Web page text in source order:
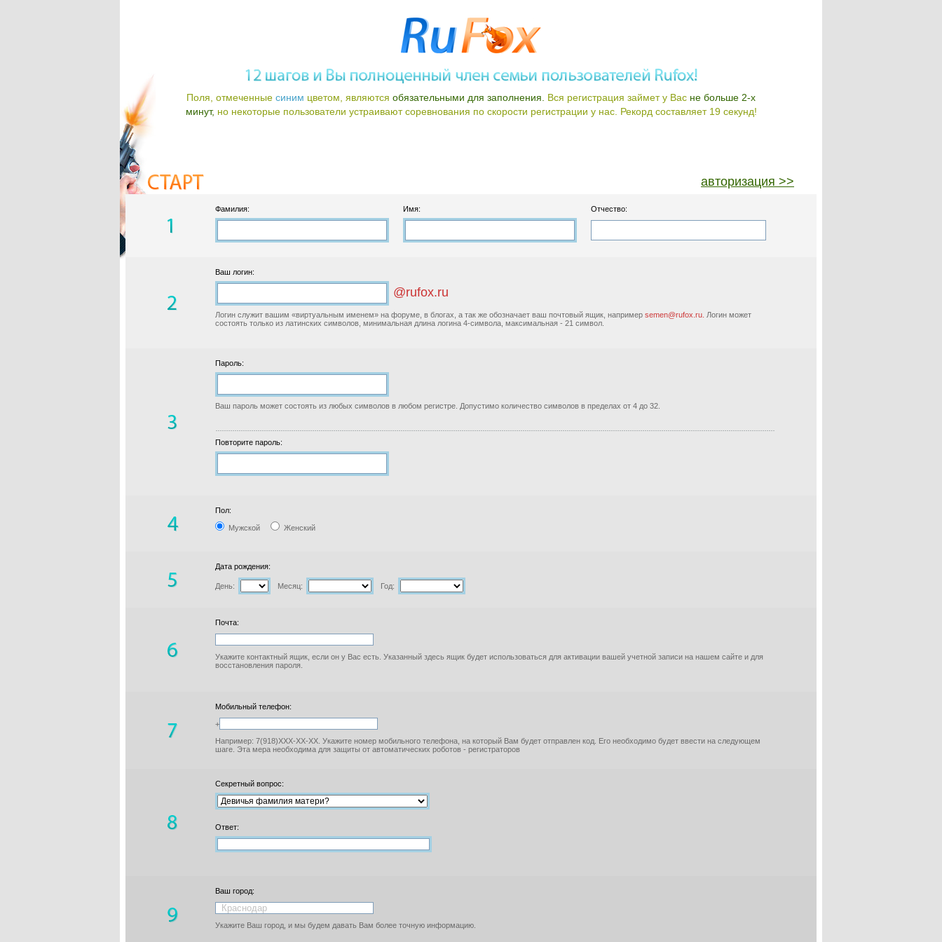
Поля, отмеченные синим цветом, являются обязательными для заполнения. Вся регистрация займет у Вас не больше 2-х
минут, но некоторые пользователи устраивают соревнования по скорости регистрации у нас. Рекорд составляет 19 секунд!
авторизация >>
Фамилия: Имя: Отчество:
Ваш логин:
@rufox.ru
Логин служит вашим «виртуальным именем» на форуме, в блогах, а так же обозначает ваш почтовый ящик, например semen@rufox.ru. Логин может
состоять только из латинских символов, минимальная длина логина 4-символа, максимальная - 21 символ.
Пароль:
Ваш пароль может состоять из любых символов в любом регистре. Допустимо количество символов в пределах от 4 до 32.
Повторите пароль:
Пол:
Мужской Женский
Дата рождения:
День: Месяц: Год:
Почта:
Укажите контактный ящик, если он у Вас есть. Указанный здесь ящик будет использоваться для активации вашей учетной записи на нашем сайте и для
восстановления пароля.
Мобильный телефон:
+
Например: 7(918)XXX-XX-XX. Укажите номер мобильного телефона, на который Вам будет отправлен код. Его необходимо будет ввести на следующем
шаге. Эта мера необходима для защиты от автоматических роботов - регистраторов
Секретный вопрос:
Ответ:
Ваш город:
Укажите Ваш город, и мы будем давать Вам более точную информацию.